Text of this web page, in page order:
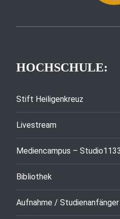
HOCHSCHULE:
Stift Heiligenkreuz
Livestream
Mediencampus – Studio1133
Bibliothek
Aufnahme / Studienanfänger